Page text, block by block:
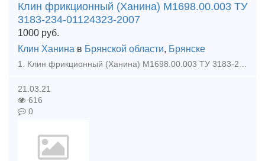
Клин фрикционный (Ханина) М1698.00.003 ТУ
3183-234-01124323-2007
1000 руб.
Клин Ханина в Брянской области, Брянске
1. Клин фрикционный (Ханина) М1698.00.003 ТУ 3183-234-01124323-2007 Масса, кг 16,2 Твердость, HB 230-275 Размер, мм 237*190*178 Материал СЧ 35 Условный но
21.03.21
616
0